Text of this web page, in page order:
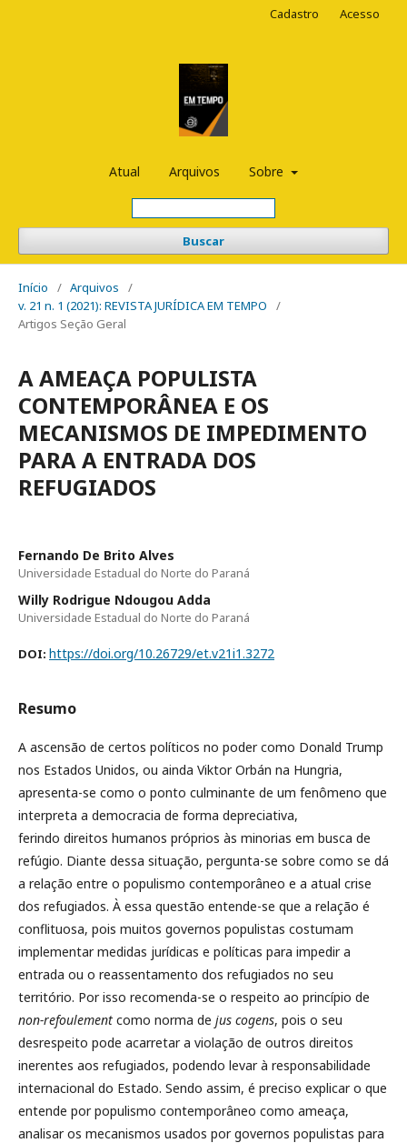
Atual Arquivos Sobre
Buscar
Cadastro Acesso
Início / Arquivos
/
v. 21 n. 1 (2021): REVISTA JURÍDICA EM TEMPO
/
Artigos Seção Geral
A AMEAÇA POPULISTA
CONTEMPORÂNEA E OS
MECANISMOS DE IMPEDIMENTO
PARA A ENTRADA DOS
REFUGIADOS
Fernando De Brito Alves
Universidade Estadual do Norte do Paraná
Willy Rodrigue Ndougou Adda
Universidade Estadual do Norte do Paraná
DOI: https://doi.org/10.26729/et.v21i1.3272
Resumo
A ascensão de certos políticos no poder como Donald Trump
nos Estados Unidos, ou ainda Viktor Orbán na Hungria,
apresenta-se como o ponto culminante de um fenômeno que
interpreta a democracia de forma depreciativa,
ferindo direitos humanos próprios às minorias em busca de
refúgio. Diante dessa situação, pergunta-se sobre como se dá
a relação entre o populismo contemporâneo e a atual crise
dos refugiados. À essa questão entende-se que a relação é
conflituosa, pois muitos governos populistas costumam
implementar medidas jurídicas e políticas para impedir a
entrada ou o reassentamento dos refugiados no seu
território. Por isso recomenda-se o respeito ao princípio de
non-refoulement como norma de jus cogens, pois o seu
desrespeito pode acarretar a violação de outros direitos
inerentes aos refugiados, podendo levar à responsabilidade
internacional do Estado. Sendo assim, é preciso explicar o que
entende por populismo contemporâneo como ameaça,
analisar os mecanismos usados por governos populistas para